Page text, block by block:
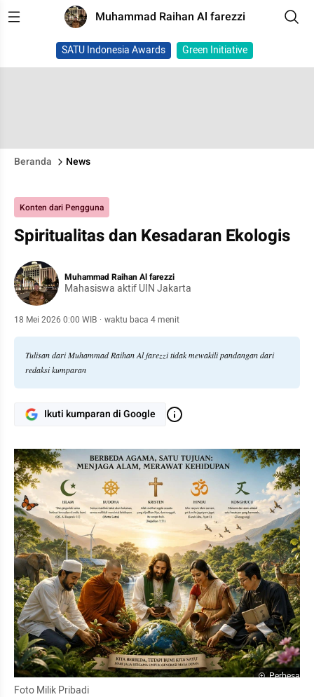
Muhammad Raihan Al farezzi
SATU Indonesia Awards Green Initiative
Beranda News
Konten dari Pengguna
Spiritualitas dan Kesadaran Ekologis
Muhammad Raihan Al farezzi
Mahasiswa aktif UIN Jakarta
18 Mei 2026 0:00 WIB · waktu baca 4 menit
Tulisan dari Muhammad Raihan Al farezzi tidak mewakili pandangan dari
redaksi kumparan
Ikuti kumparan di Google
Perbesar
Foto Milik Pribadi